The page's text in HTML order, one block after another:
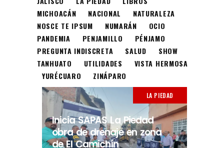
MICHOACÁN
NACIONAL
NATURALEZA
NOSCE TE IPSUM
NUMARÁN
OCIO
PANDEMIA
PENJAMILLO
PÉNJAMO
PREGUNTA INDISCRETA
SALUD
SHOW
TANHUATO
UTILIDADES
VISTA HERMOSA
YURÉCUARO
ZINÁPARO
LA PIEDAD
Inicia SAPAS La Piedad
obra de drenaje en zona
de El Camichín